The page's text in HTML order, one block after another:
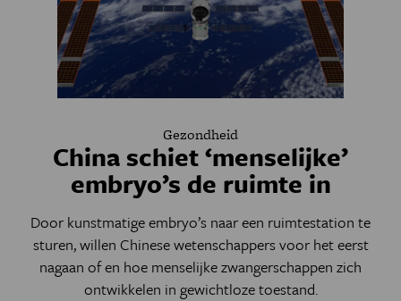
Gezondheid
China schiet ‘menselijke’
embryo’s de ruimte in
Door kunstmatige embryo’s naar een ruimtestation te
sturen, willen Chinese wetenschappers voor het eerst
nagaan of en hoe menselijke zwangerschappen zich
ontwikkelen in gewichtloze toestand.